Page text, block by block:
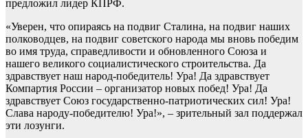
предложил лидер КПРФ.
«Уверен, что опираясь на подвиг Сталина, на подвиг наших
полководцев, на подвиг советского народа мы вновь победим
во имя труда, справедливости и обновленного Союза и
нашего великого социалистического строительства. Да
здравствует наш народ-победитель! Ура! Да здравствует
Компартия России – организатор новых побед! Ура! Да
здравствует Союз государственно-патриотических сил! Ура!
Слава народу-победителю! Ура!», – зрительный зал поддержал
эти лозунги.